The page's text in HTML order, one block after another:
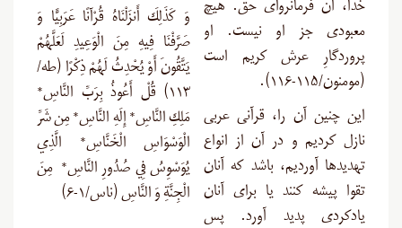
خدا، آن فرمانروای حق. هیچ
معبودی جز او نیست. او
پروردگارِ عرش کریم است
(مومنون/۱۱۵-۱۱۶).
این چنین آن را، قرآنی عربی
نازل کردیم و در آن از انواع
تهدیدها آوردیم، باشد که آنان
تقوا پیشه کنند یا برای آنان
یادکردی پدید آورد. پس
وَ كَذَلِكَ أَنزَلْنَاهُ قُرْآنًا عَرَبِيًّا وَ
صَرَّفْنَا فِيهِ مِنَ الْوَعِيدِ لَعَلَّهُمْ
يَتَّقُونَ أَوْ يُحْدِثُ لَهُمْ ذِكْرًا (طه/
۱۱۳) قُلْ أَعُوذُ بِرَبِّ النَّاسِ*
مَلِكِ النَّاسِ* إِلَهِ النَّاسِ* مِن شَرِّ
الْوَسْوَاسِ الْخَنَّاسِ* الَّذِي
يُوَسْوِسُ فِي صُدُورِ النَّاسِ* مِنَ
الْجِنَّةِ وَ النَّاسِ (ناس/۱-۶)